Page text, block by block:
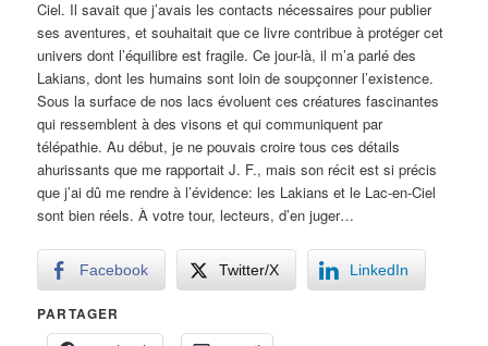
Ciel. Il savait que j’avais les contacts nécessaires pour publier
ses aventures, et souhaitait que ce livre contribue à protéger cet
univers dont l’équilibre est fragile. Ce jour-là, il m’a parlé des
Lakians, dont les humains sont loin de soupçonner l’existence.
Sous la surface de nos lacs évoluent ces créatures fascinantes
qui ressemblent à des visons et qui communiquent par
télépathie. Au début, je ne pouvais croire tous ces détails
ahurissants que me rapportait J. F., mais son récit est si précis
que j’ai dû me rendre à l’évidence: les Lakians et le Lac-en-Ciel
sont bien réels. À votre tour, lecteurs, d’en juger…
Facebook Twitter/X LinkedIn
PARTAGER